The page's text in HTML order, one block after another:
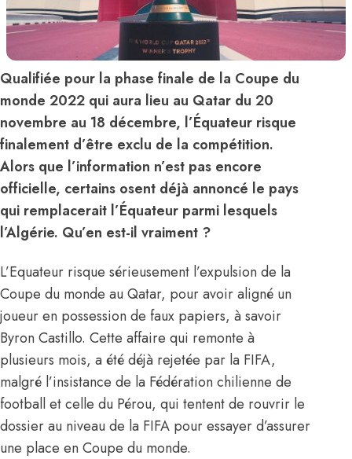
Qualifiée pour la phase finale de la Coupe du
monde 2022 qui aura lieu au Qatar du 20
novembre au 18 décembre, l’Équateur risque
finalement d’être exclu de la compétition.
Alors que l’information n’est pas encore
officielle, certains osent déjà annoncé le pays
qui remplacerait l’Équateur parmi lesquels
l’Algérie. Qu’en est-il vraiment ?
L’Equateur risque sérieusement l’expulsion de la
Coupe du monde au Qatar, pour avoir aligné un
joueur en possession de faux papiers, à savoir
Byron Castillo. Cette affaire qui remonte à
plusieurs mois, a été déjà rejetée par la FIFA,
malgré l’insistance de la Fédération chilienne de
football et celle du Pérou, qui tentent de rouvrir le
dossier au niveau de la FIFA pour essayer d’assurer
une place en Coupe du monde.